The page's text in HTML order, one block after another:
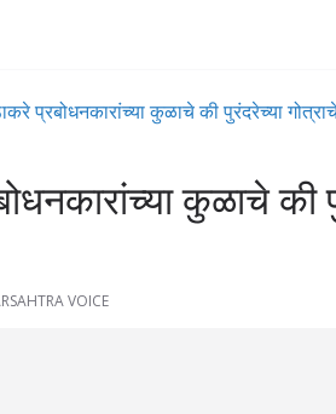
कुळाचे की
VOICE